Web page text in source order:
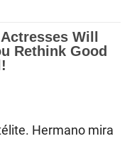
Hermano mira